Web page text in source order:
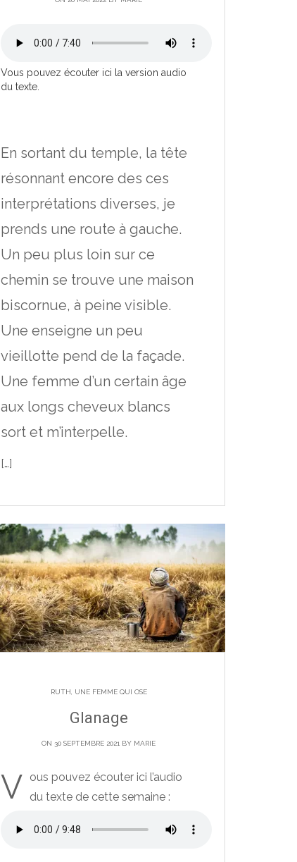
Vous pouvez écouter ici la version audio
du texte.
En sortant du temple, la tête
résonnant encore des ces
interprétations diverses, je
prends une route à gauche.
Un peu plus loin sur ce
chemin se trouve une maison
biscornue, à peine visible.
Une enseigne un peu
vieillotte pend de la façade.
Une femme d’un certain âge
aux longs cheveux blancs
sort et m’interpelle.
[…]
RUTH, UNE FEMME QUI OSE
Glanage
ON 30 SEPTEMBRE 2021 BY MARIE
V ous pouvez écouter ici l’audio
du texte de cette semaine :